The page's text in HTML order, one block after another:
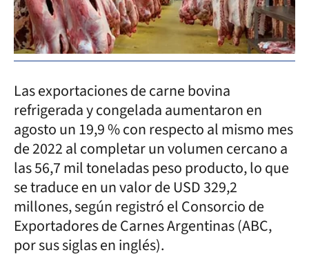
Las exportaciones de carne bovina
refrigerada y congelada aumentaron en
agosto un 19,9 % con respecto al mismo mes
de 2022 al completar un volumen cercano a
las 56,7 mil toneladas peso producto, lo que
se traduce en un valor de USD 329,2
millones, según registró el Consorcio de
Exportadores de Carnes Argentinas (ABC,
por sus siglas en inglés).